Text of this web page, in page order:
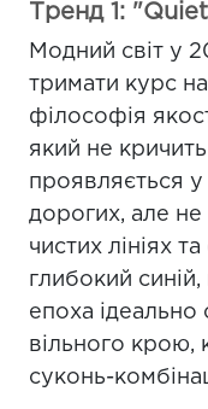
Тренд 1:
Модний світ у
тримати курс
філософія
який не
проявляється
дорогих, але не
чистих лініях
глибокий
епоха ідеально
вільного крою,
суконь-